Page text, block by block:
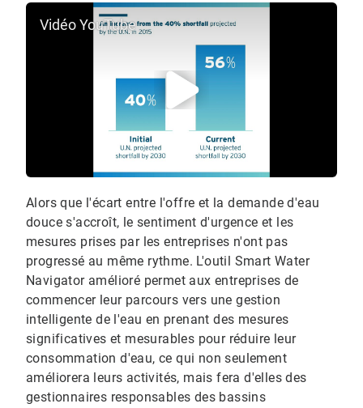
Vidéo YouTube
Alors que l'écart entre l'offre et la demande d'eau
douce s'accroît, le sentiment d'urgence et les
mesures prises par les entreprises n'ont pas
progressé au même rythme. L'outil Smart Water
Navigator amélioré permet aux entreprises de
commencer leur parcours vers une gestion
intelligente de l'eau en prenant des mesures
significatives et mesurables pour réduire leur
consommation d'eau, ce qui non seulement
améliorera leurs activités, mais fera d'elles des
gestionnaires responsables des bassins